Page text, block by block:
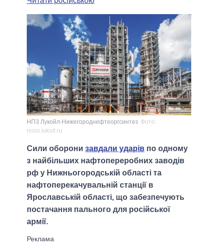
НПЗ Лукойл-Нижегороднефтеоргсинтез Фото:
nnos.lukoil.ru
Сили оборони завдали ударів по одному
з найбільших нафтопереробних заводів
рф у Нижньогородській області та
нафтоперекачувальній станції в
Ярославській області, що забезпечують
постачання пального для російської
армії.